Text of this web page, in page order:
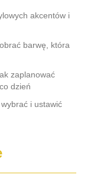
akcentów i
barwę, która
zaplanować
dzień
i ustawić